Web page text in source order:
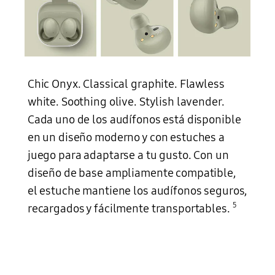
Chic Onyx. Classical graphite. Flawless
white. Soothing olive. Stylish lavender.
Cada uno de los audífonos está disponible
en un diseño moderno y con estuches a
juego para adaptarse a tu gusto. Con un
diseño de base ampliamente compatible,
el estuche mantiene los audífonos seguros,
recargados y fácilmente transportables. 5